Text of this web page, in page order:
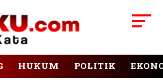
HUKUM POLITIK